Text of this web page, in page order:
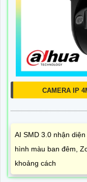
CAMERA IP
AI SMD 3.0 nhận
hình màu ban đêm,
khoảng cách